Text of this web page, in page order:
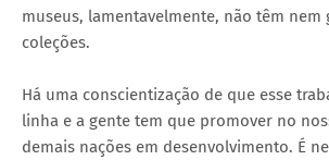
museus, lamentavelmente, não têm nem
coleções.
Há uma conscientização de que esse
linha e a gente tem que promover no
demais nações em desenvolvimento. É